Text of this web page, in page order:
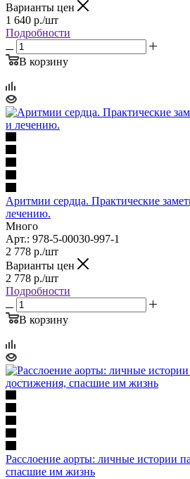
Варианты цен
1 640 р./шт
Подробности
В корзину
Аритмии сердца. Практические
лечению.
Много
Арт.: 978-5-00030-997-1
2 778 р./шт
Варианты цен
2 778 р./шт
Подробности
В корзину
Расслоение аорты: личные истории
спасшие им жизнь